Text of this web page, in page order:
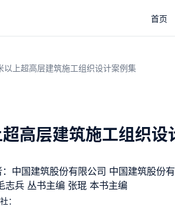
首页
以上超高层建筑施工组织设计案例集
高层建筑施工组织设
：中国建筑股份有限公司 中国建筑股份
志兵 丛书主编 张琨 本书主编
：